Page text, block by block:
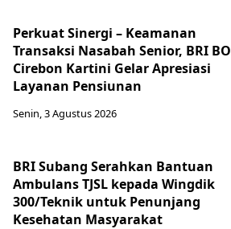
Perkuat Sinergi – Keamanan
Transaksi Nasabah Senior, BRI BO
Cirebon Kartini Gelar Apresiasi
Layanan Pensiunan
Senin, 3 Agustus 2026
BRI Subang Serahkan Bantuan
Ambulans TJSL kepada Wingdik
300/Teknik untuk Penunjang
Kesehatan Masyarakat ​